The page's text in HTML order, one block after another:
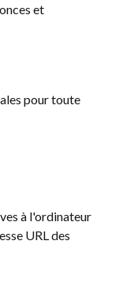
et
pour toute
à l'ordinateur
URL des